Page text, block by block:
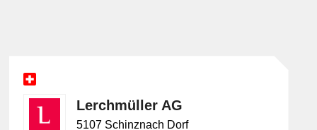
Lerchmüller AG
5107 Schinznach Dorf